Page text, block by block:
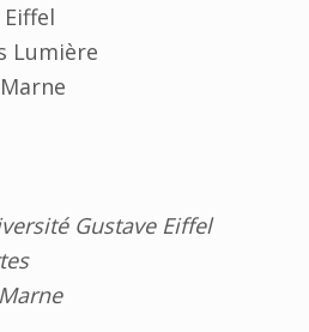
Lumière
Gustave Eiffel